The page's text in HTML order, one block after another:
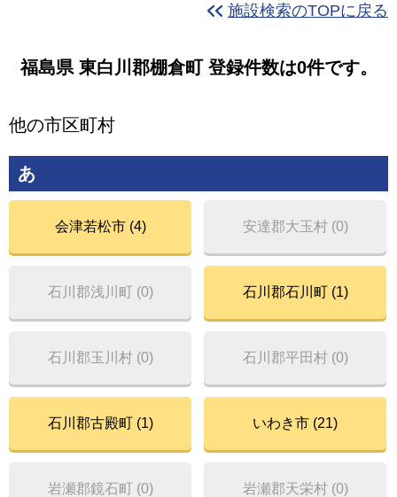
施設検索のTOPに戻る
福島県 東白川郡棚倉町 登録件数は0件です。
他の市区町村
あ
会津若松市 (4) 安達郡大玉村 (0)
石川郡浅川町 (0) 石川郡石川町 (1)
石川郡玉川村 (0) 石川郡平田村 (0)
石川郡古殿町 (1) いわき市 (21)
岩瀬郡鏡石町 (0) 岩瀬郡天栄村 (0)